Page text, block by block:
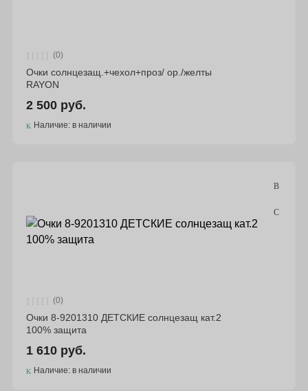
(0)
Очки солнцезащ.+чехол+проз/ ор./желты
RAYON
2 500 руб.
Наличие: в наличии
(0)
Очки 8-9201310 ДЕТСКИЕ солнцезащ кат.2
100% защита
1 610 руб.
Наличие: в наличии